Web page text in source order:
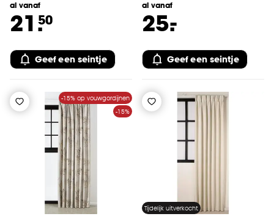
al vanaf
21.50
Geef een seintje
al vanaf
25.
-
Geef een seintje
-15% op vouwgordijnen
-15%
Tijdelijk uitverkocht